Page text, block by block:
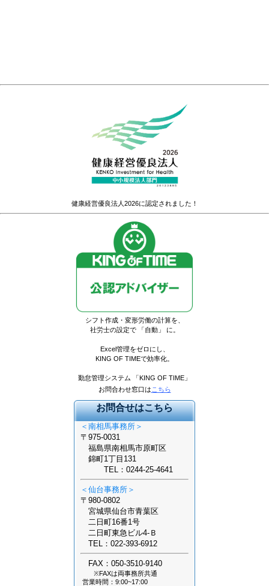
健康経営優良法人2026に認定されました！
シフト作成・変形労働の計算を
社労士の設定で 「自動」 に。
Excel管理をゼロにし、
KING OF TIMEで効率化。
勤怠管理システム 「KING OF TIME」
お問合わせ窓口は こちら
お問合せはこちら
＜南相馬事務所＞
〒975-0031
福島県南相馬市原町区
錦町1丁目131
TEL：0244-25-4641
＜仙台事務所＞
〒980-0802
宮城県仙台市青葉区
二日町16番1号
二日町東急ビル4-Ｂ
TEL：022-393-6912
FAX：050-3510-9140
※FAXは両事務所共通
営業時間：9:00~17:00